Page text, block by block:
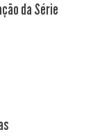
da Série